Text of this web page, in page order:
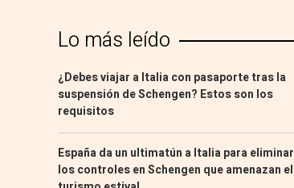
Lo más leído
¿Debes viajar a Italia con pasaporte tras la
suspensión de Schengen? Estos son los
requisitos
España da un ultimatún a Italia para eliminar
los controles en Schengen que amenazan el